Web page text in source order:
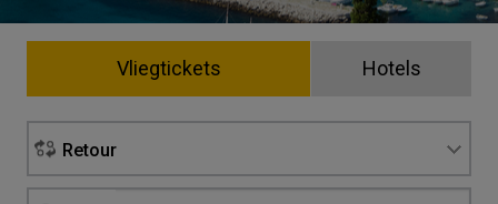
Vliegtickets Hotels
Retour